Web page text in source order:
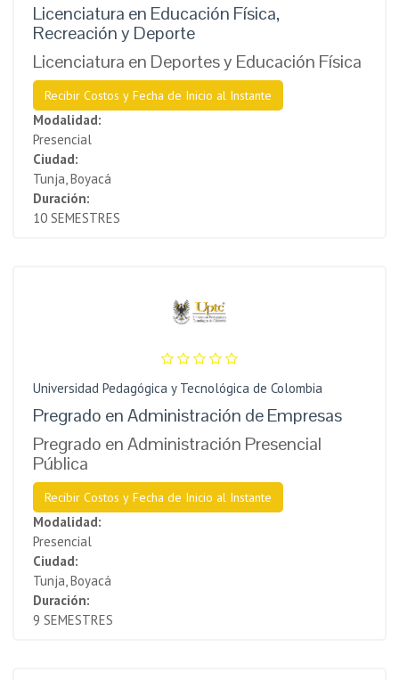
Licenciatura en Educación Física,
Recreación y Deporte
Licenciatura en Deportes y Educación Física
Recibir Costos y Fecha de Inicio al Instante
Modalidad:
Presencial
Ciudad:
Tunja, Boyacá
Duración:
10 SEMESTRES
Universidad Pedagógica y Tecnológica de Colombia
Pregrado en Administración de Empresas
Pregrado en Administración Presencial
Pública
Recibir Costos y Fecha de Inicio al Instante
Modalidad:
Presencial
Ciudad:
Tunja, Boyacá
Duración:
9 SEMESTRES